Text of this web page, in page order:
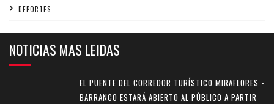
DEPORTES
NOTICIAS MAS LEIDAS
EL PUENTE DEL CORREDOR TURÍSTICO MIRAFLORES -
BARRANCO ESTARÁ ABIERTO AL PÚBLICO A PARTIR